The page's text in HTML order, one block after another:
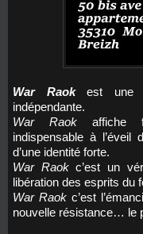
War Raokest une
indépendante.
War Raok affiche
indispensable à
d’une identité forte.
War Raokc’est un
libération des esprits du
War Raok c’est
nouvelle résistance… le